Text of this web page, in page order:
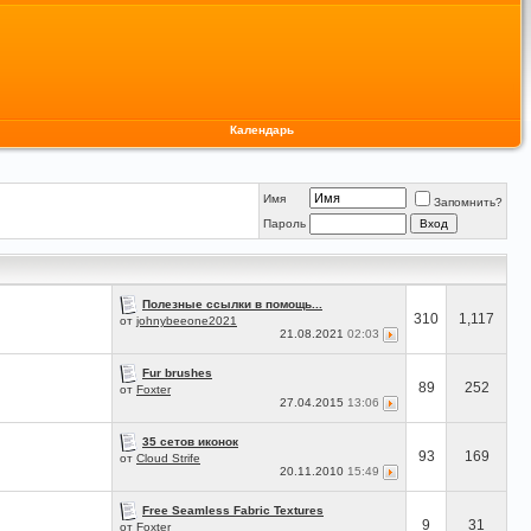
Календарь
Имя
Запомнить?
Пароль
Полезные ссылки в помощь...
от johnybeeone2021
21.08.2021 02:03
310 1,117
Fur brushes
от Foxter
27.04.2015 13:06
89 252
35 сетов иконок
от Cloud Strife
20.11.2010 15:49
93 169
Free Seamless Fabric Textures
от Foxter
9 31